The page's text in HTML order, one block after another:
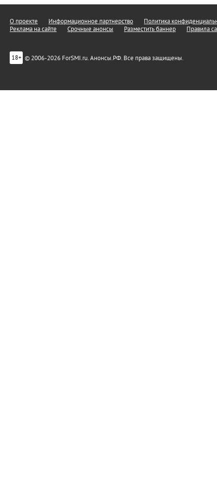
О проекте Информационное партнерство
Политика
Реклама на сайте
Срочные анонсы Разместить баннер Правила
18+ © 2006-2026 ForSMI.ru. Анонсы.РФ. Все права защищены.